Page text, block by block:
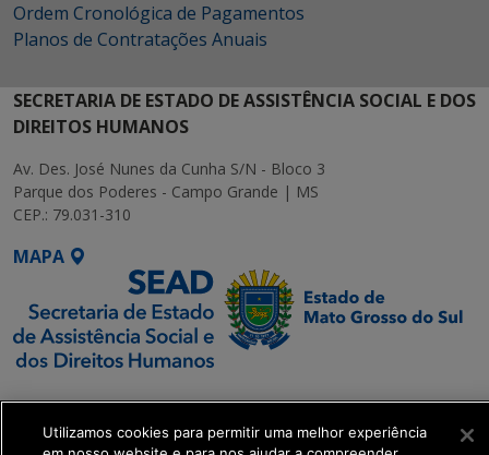
Ordem Cronológica de Pagamentos
Planos de Contratações Anuais
SECRETARIA DE ESTADO DE ASSISTÊNCIA SOCIAL E DOS
DIREITOS HUMANOS
Av. Des. José Nunes da Cunha S/N - Bloco 3
Parque dos Poderes - Campo Grande | MS
CEP.: 79.031-310
MAPA
SETDIG | Secretaria-
Executiva de
Transformação Digital
Utilizamos cookies para permitir uma melhor experiência